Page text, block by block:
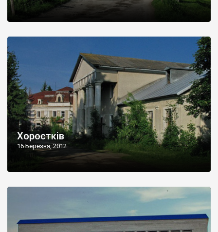
Хоростків
16 Березня, 2012